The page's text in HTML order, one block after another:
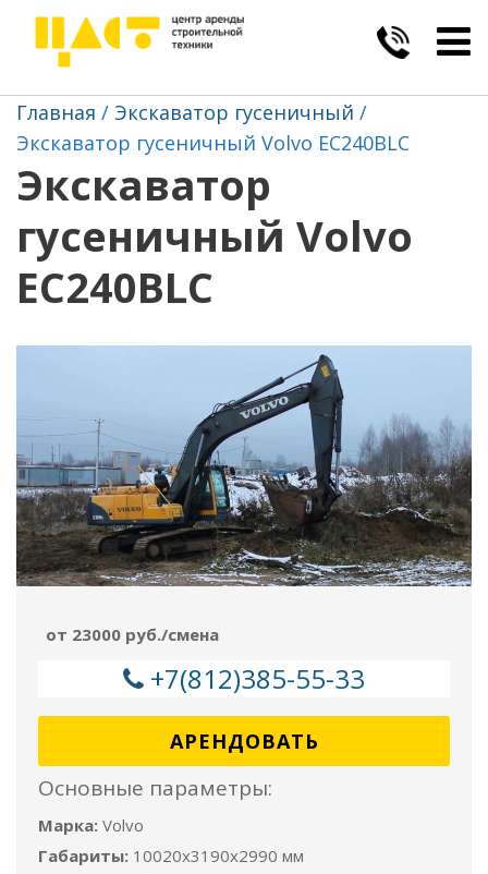
Главная
Экскаватор гусеничный
Экскаватор гусеничный Volvo EC240BLC
Экскаватор
гусеничный Volvo
EC240BLC
от 23000 руб./смена
+7(812)385-55-33
АРЕНДОВАТЬ
Основные параметры:
Марка: Volvo
Габариты: 10020x3190x2990 мм